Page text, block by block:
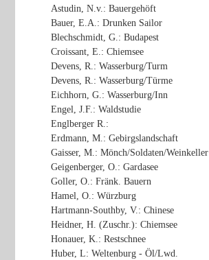
Astudin, N.v.: Bauergehöft
Bauer, E.A.: Drunken Sailor
Blechschmidt, G.: Budapest
Croissant, E.: Chiemsee
Devens, R.: Wasserburg/Turm
Devens, R.: Wasserburg/Türme
Eichhorn, G.: Wasserburg/Inn
Engel, J.F.: Waldstudie
Englberger R.:
Erdmann, M.: Gebirgslandschaft
Gaisser, M.: Mönch/Soldaten/Weinkeller
Geigenberger, O.: Gardasee
Goller, O.: Fränk. Bauern
Hamel, O.: Würzburg
Hartmann-Southby, V.: Chinese
Heidner, H. (Zuschr.): Chiemsee
Honauer, K.: Restschnee
Huber, L: Weltenburg - Öl/Lwd.